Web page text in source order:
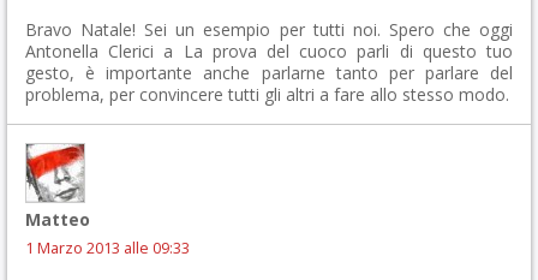
Bravo Natale! Sei un esempio per tutti noi. Spero che oggi
Antonella Clerici a La prova del cuoco parli di questo tuo
gesto, è importante anche parlarne tanto per parlare del
problema, per convincere tutti gli altri a fare allo stesso modo.
Matteo
1 Marzo 2013 alle 09:33